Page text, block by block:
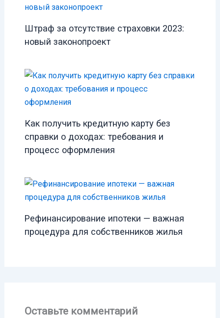
Штраф за отсутствие страховки 2023:
новый законопроект
Как получить кредитную карту без
справки о доходах: требования и
процесс оформления
Рефинансирование ипотеки — важная
процедура для собственников жилья
Оставьте комментарий